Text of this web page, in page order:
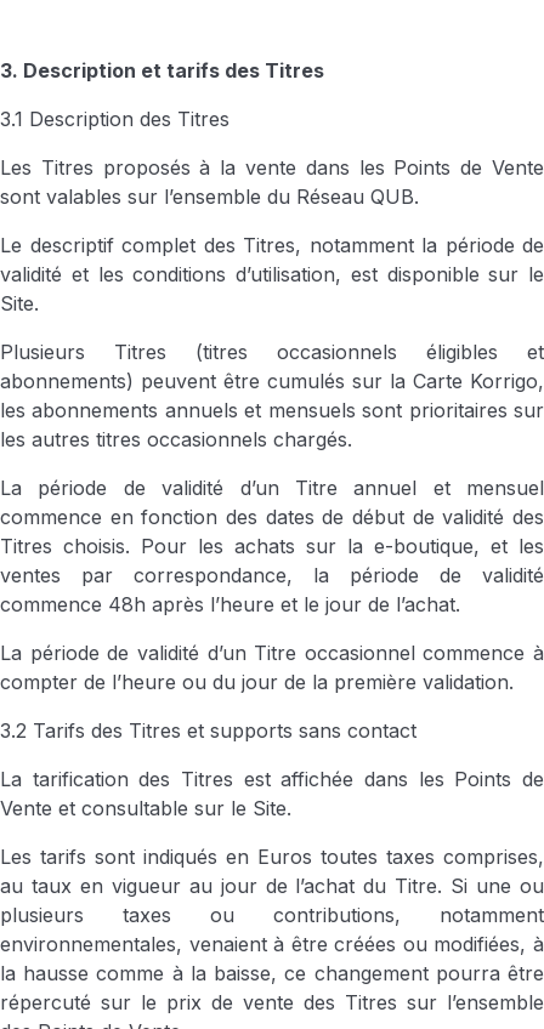
3. Description et tarifs des Titres
3.1 Description des Titres
Les Titres proposés à la vente dans les Points de Vente
sont valables sur l’ensemble du Réseau QUB.
Le descriptif complet des Titres, notamment la période de
validité et les conditions d’utilisation, est disponible sur le
Site.
Plusieurs Titres (titres occasionnels éligibles et
abonnements) peuvent être cumulés sur la Carte Korrigo,
les abonnements annuels et mensuels sont prioritaires sur
les autres titres occasionnels chargés.
La période de validité d’un Titre annuel et mensuel
commence en fonction des dates de début de validité des
Titres choisis. Pour les achats sur la e-boutique, et les
ventes par correspondance, la période de validité
commence 48h après l’heure et le jour de l’achat.
La période de validité d’un Titre occasionnel commence à
compter de l’heure ou du jour de la première validation.
3.2 Tarifs des Titres et supports sans contact
La tarification des Titres est affichée dans les Points de
Vente et consultable sur le Site.
Les tarifs sont indiqués en Euros toutes taxes comprises,
au taux en vigueur au jour de l’achat du Titre. Si une ou
plusieurs taxes ou contributions, notamment
environnementales, venaient à être créées ou modifiées, à
la hausse comme à la baisse, ce changement pourra être
répercuté sur le prix de vente des Titres sur l’ensemble